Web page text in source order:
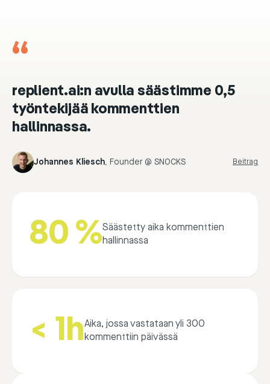
“
replient.ai:n avulla säästimme 0,5
työntekijää kommenttien
hallinnassa.
Johannes Kliesch, Founder @ SNOCKS Beitrag
80 %Säästetty aika kommenttien
hallinnassa
< 1hAika, jossa vastataan yli 300
kommenttiin päivässä